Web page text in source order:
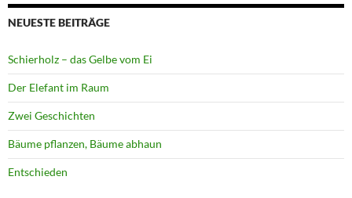
NEUESTE BEITRÄGE
Schierholz – das Gelbe vom Ei
Der Elefant im Raum
Zwei Geschichten
Bäume pflanzen, Bäume abhaun
Entschieden